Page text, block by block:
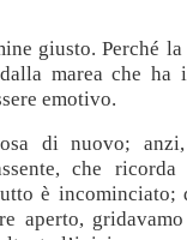
giusto. Perché
marea che ha
emotivo.
di nuovo;
che
è incominciato;
aperto,